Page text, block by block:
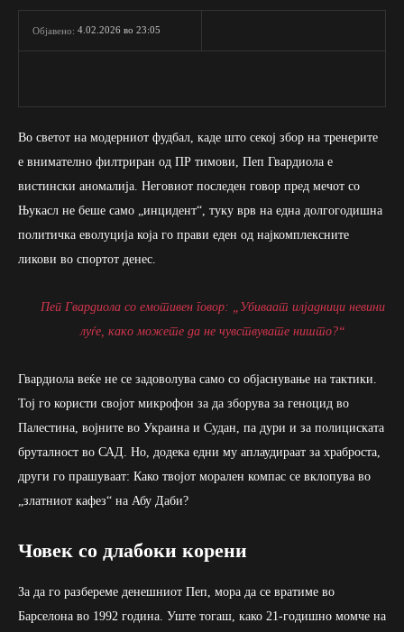
Објавено: 4.02.2026 во 23:05
Во светот на модерниот фудбал, каде што секој збор на тренерите
е внимателно филтриран од ПР тимови, Пеп Гвардиола е
вистински аномалија. Неговиот последен говор пред мечот со
Њукасл не беше само „инцидент“, туку врв на една долгогодишна
политичка еволуција која го прави еден од најкомплексните
ликови во спортот денес.
Пеп Гвардиола со емотивен говор: „Убиваат илјадници невини
луѓе, како можете да не чувствувате ништо?“
Гвардиола веќе не се задоволува само со објаснување на тактики.
Тој го користи својот микрофон за да зборува за геноцид во
Палестина, војните во Украина и Судан, па дури и за полициската
бруталност во САД. Но, додека едни му аплаудираат за храброста,
други го прашуваат: Како твојот морален компас се вклопува во
„златниот кафез“ на Абу Даби?
Човек со длабоки корени
За да го разбереме денешниот Пеп, мора да се вратиме во
Барселона во 1992 година. Уште тогаш, како 21-годишно момче на